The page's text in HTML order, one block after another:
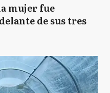
mujer fue
de sus tres